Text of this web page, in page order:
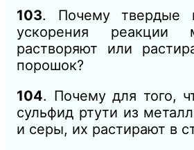
103. Почему твердые
ускорения реакции
растворяют или
порошок?
104. Почему для того,
сульфид ртути из
и серы, их растирают в